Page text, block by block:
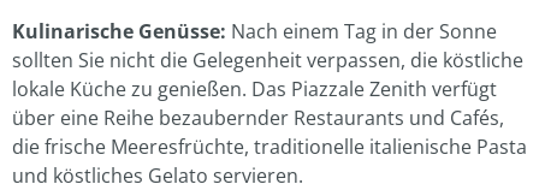
Kulinarische Genüsse: Nach einem Tag in der Sonne
sollten Sie nicht die Gelegenheit verpassen, die köstliche
lokale Küche zu genießen. Das Piazzale Zenith verfügt
über eine Reihe bezaubernder Restaurants und Cafés,
die frische Meeresfrüchte, traditionelle italienische Pasta
und köstliches Gelato servieren.